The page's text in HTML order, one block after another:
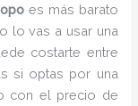
es más barato
lo vas a usar una
costarte entre
si optas por una
con el precio de